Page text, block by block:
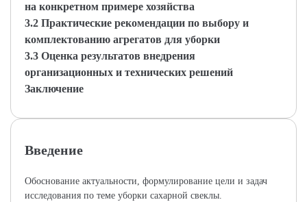
на конкретном примере хозяйства
3.2 Практические рекомендации по выбору и
комплектованию агрегатов для уборки
3.3 Оценка результатов внедрения
организационных и технических решений
Заключение
Введение
Обоснование актуальности, формулирование цели и задач
исследования по теме уборки сахарной свеклы.